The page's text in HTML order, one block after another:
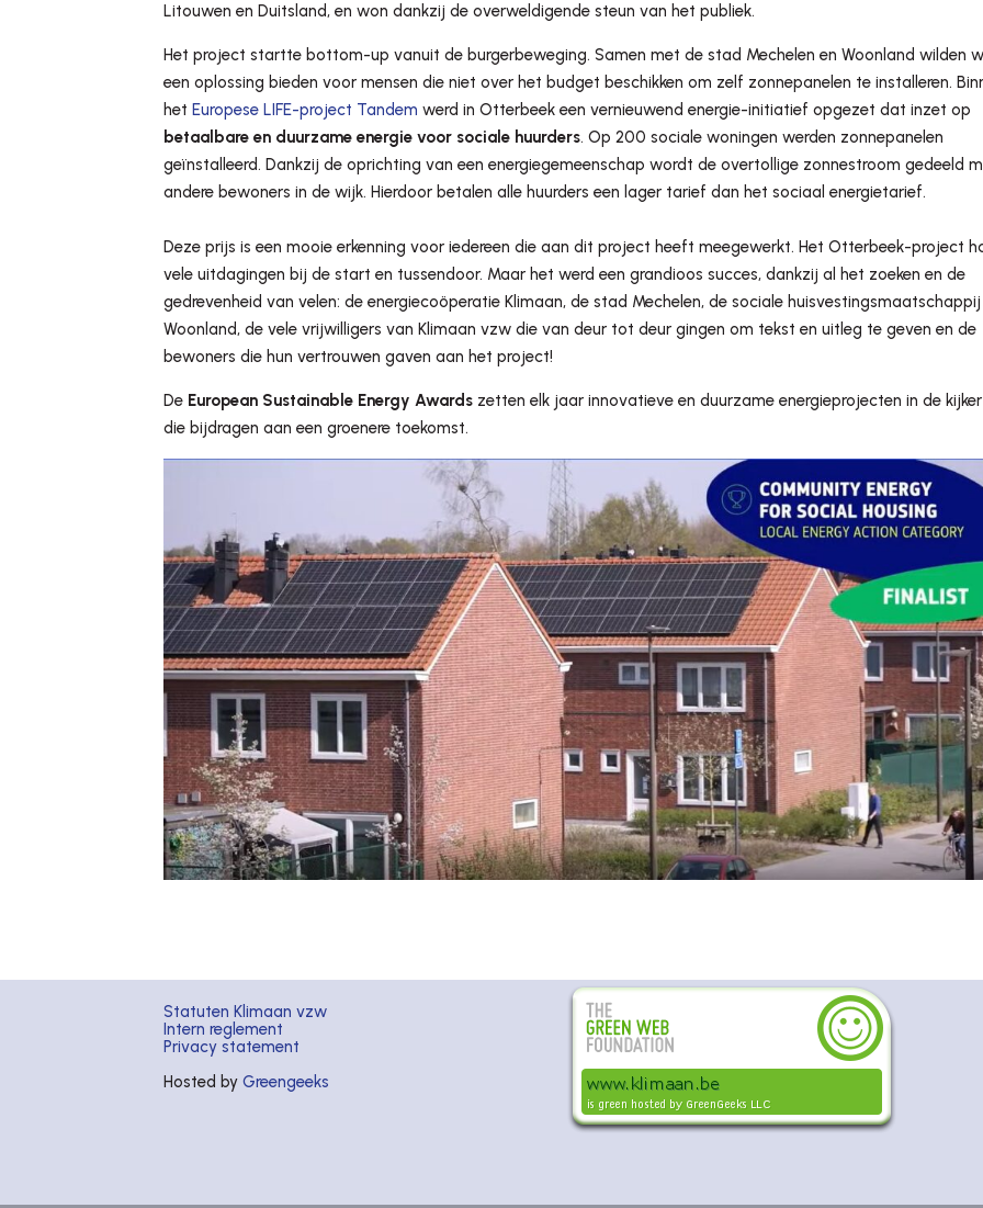
Litouwen en Duitsland, en won dankzij de overweldigende steun van het publiek.
Het project startte bottom-up vanuit de burgerbeweging. Samen met de stad Mechelen en Woonland wilden
een oplossing bieden voor mensen die niet over het budget beschikken om zelf zonnepanelen te installeren.
hetEuropese LIFE-project Tandem werd in Otterbeek een vernieuwend energie-initiatief opgezet dat inzet op
betaalbare en duurzame energie voor sociale huurders. Op 200 sociale woningen werden zonnepanelen
geïnstalleerd. Dankzij de oprichting van een energiegemeenschap wordt de overtollige zonnestroom gedeeld
andere bewoners in de wijk. Hierdoor betalen alle huurders een lager tarief dan het sociaal energietarief.
Deze prijs is een mooie erkenning voor iedereen die aan dit project heeft meegewerkt.Het Otterbeek-project
vele uitdagingen bij de start en tussendoor. Maar het werd een grandioos succes, dankzij al het zoeken en de
gedrevenheid van velen: de energiecoöperatie Klimaan, de stad Mechelen, de sociale huisvestingsmaatschappij
Woonland, de vele vrijwilligers van Klimaan vzw die van deur tot deur gingen om tekst en uitleg te geven en de
bewoners die hun vertrouwen gaven aan het project!
De European Sustainable Energy Awards zetten elk jaar innovatieve en duurzame energieprojecten in de kijker
die bijdragen aan een groenere toekomst.
Statuten Klimaan vzw
Intern reglement
Privacy statement
Hosted byGreengeeks